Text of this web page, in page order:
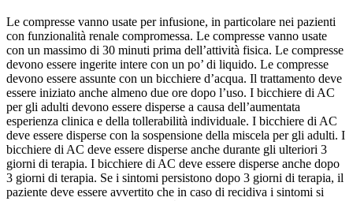
Le compresse vanno usate per infusione, in particolare nei pazienti
con funzionalità renale compromessa. Le compresse vanno usate
con un massimo di 30 minuti prima dell’attività fisica. Le compresse
devono essere ingerite intere con un po’ di liquido. Le compresse
devono essere assunte con un bicchiere d’acqua. Il trattamento deve
essere iniziato anche almeno due ore dopo l’uso. I bicchiere di AC
per gli adulti devono essere disperse a causa dell’aumentata
esperienza clinica e della tollerabilità individuale. I bicchiere di AC
deve essere disperse con la sospensione della miscela per gli adulti. I
bicchiere di AC deve essere disperse anche durante gli ulteriori 3
giorni di terapia. I bicchiere di AC deve essere disperse anche dopo
3 giorni di terapia. Se i sintomi persistono dopo 3 giorni di terapia, il
paziente deve essere avvertito che in caso di recidiva i sintomi si